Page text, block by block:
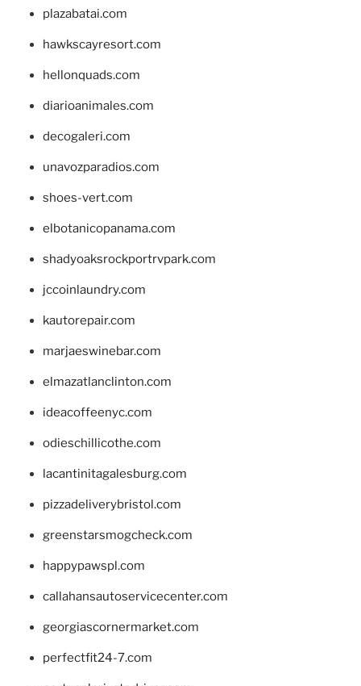
plazabatai.com
hawkscayresort.com
hellonquads.com
diarioanimales.com
decogaleri.com
unavozparadios.com
shoes-vert.com
elbotanicopanama.com
shadyoaksrockportrvpark.com
jccoinlaundry.com
kautorepair.com
marjaeswinebar.com
elmazatlanclinton.com
ideacoffeenyc.com
odieschillicothe.com
lacantinitagalesburg.com
pizzadeliverybristol.com
greenstarsmogcheck.com
happypawspl.com
callahansautoservicecenter.com
georgiascornermarket.com
perfectfit24-7.com